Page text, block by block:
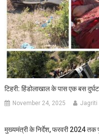
टिहरी: हिंडोलाखाल के पास एक बस
November 24, 2025 Jagriti
मुख्यमंत्री के निर्देश, फरवरी 2024 तक